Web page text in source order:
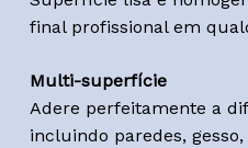
final profissional em
Multi-superfície
Adere perfeitamente a
incluindo paredes,